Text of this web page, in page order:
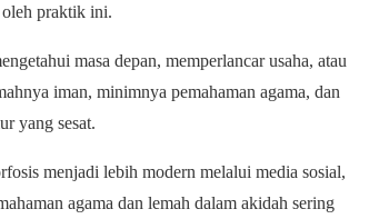
oleh praktik ini.
masa depan, memperlancar usaha, atau
iman, minimnya pemahaman agama, dan
yang sesat.
menjadi lebih modern melalui media sosial,
agama dan lemah dalam akidah sering